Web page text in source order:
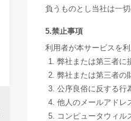
負うものとし当社は一
5.禁止事項
利用者が本サービスを
弊社または第三者に
弊社または第三者の
公序良俗に反する行
他人のメールアドレ
コンピュータウィル